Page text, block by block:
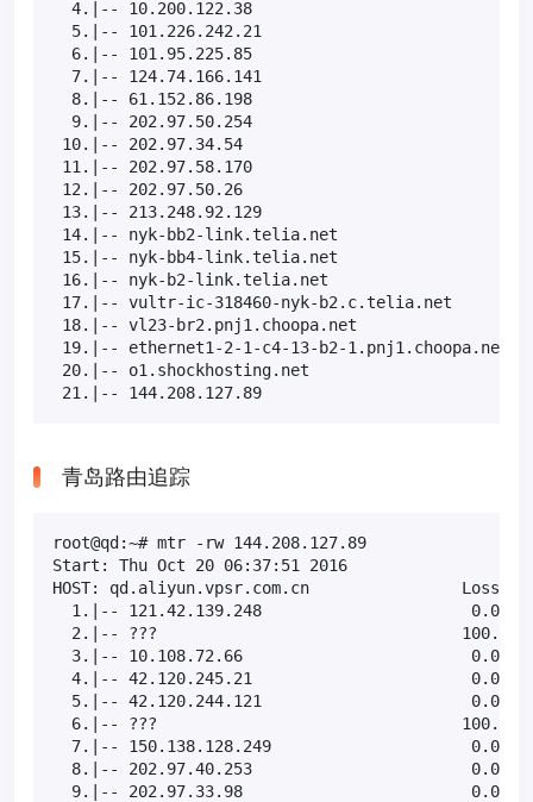
4.|-- 10.200.122.38
5.|-- 101.226.242.21
6.|-- 101.95.225.85
7.|-- 124.74.166.141
8.|-- 61.152.86.198
9.|-- 202.97.50.254
10.|-- 202.97.34.54
11.|-- 202.97.58.170
12.|-- 202.97.50.26
13.|-- 213.248.92.129
14.|-- nyk-bb2-link.telia.net
15.|-- nyk-bb4-link.telia.net
16.|-- nyk-b2-link.telia.net
17.|-- vultr-ic-318460-nyk-b2.c.telia.net
18.|-- vl23-br2.pnj1.choopa.net
19.|-- ethernet1-2-1-c4-13-b2-1.pnj1.choopa.net
20.|-- o1.shockhosting.net
21.|-- 144.208.127.89
青岛路由追踪
root@qd:~# mtr -rw 144.208.127.89
Start: Thu Oct 20 06:37:51 2016
HOST: qd.aliyun.vpsr.com.cn                Loss%
1.|-- 121.42.139.248                      0.0%
2.|-- ???                                100.0
3.|-- 10.108.72.66                        0.0%
4.|-- 42.120.245.21                       0.0%
5.|-- 42.120.244.121                      0.0%
6.|-- ???                                100.0
7.|-- 150.138.128.249                     0.0%
8.|-- 202.97.40.253                       0.0%
9.|-- 202.97.33.98                        0.0%